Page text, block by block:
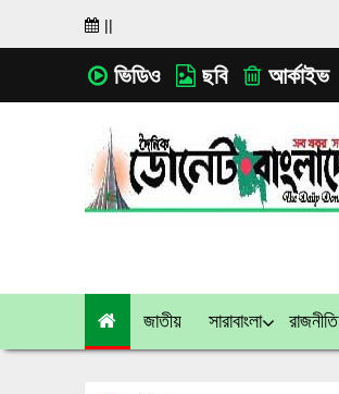
||
ভিডিও ছবি আর্কাইভ
জাতীয় সারাবাংলা রাজনীতি